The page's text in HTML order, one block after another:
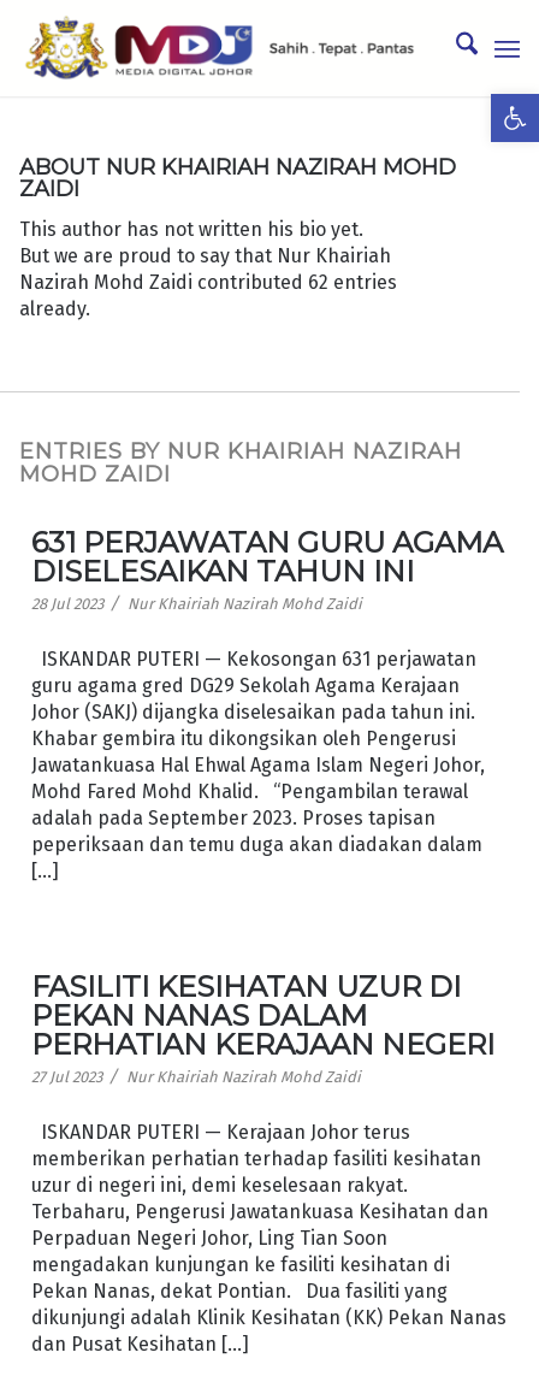
ABOUT NUR KHAIRIAH NAZIRAH MOHD
ZAIDI
This author has not written his bio yet.
But we are proud to say that Nur Khairiah
Nazirah Mohd Zaidi contributed 62 entries
already.
ENTRIES BY NUR KHAIRIAH NAZIRAH
MOHD ZAIDI
631 PERJAWATAN GURU AGAMA
DISELESAIKAN TAHUN INI
28 Jul 2023 / Nur Khairiah Nazirah Mohd Zaidi
ISKANDAR PUTERI — Kekosongan 631 perjawatan
guru agama gred DG29 Sekolah Agama Kerajaan
Johor (SAKJ) dijangka diselesaikan pada tahun ini.
Khabar gembira itu dikongsikan oleh Pengerusi
Jawatankuasa Hal Ehwal Agama Islam Negeri Johor,
Mohd Fared Mohd Khalid. “Pengambilan terawal
adalah pada September 2023. Proses tapisan
peperiksaan dan temu duga akan diadakan dalam
[…]
FASILITI KESIHATAN UZUR DI
PEKAN NANAS DALAM
PERHATIAN KERAJAAN NEGERI
27 Jul 2023 / Nur Khairiah Nazirah Mohd Zaidi
ISKANDAR PUTERI — Kerajaan Johor terus
memberikan perhatian terhadap fasiliti kesihatan
uzur di negeri ini, demi keselesaan rakyat.
Terbaharu, Pengerusi Jawatankuasa Kesihatan dan
Perpaduan Negeri Johor, Ling Tian Soon
mengadakan kunjungan ke fasiliti kesihatan di
Pekan Nanas, dekat Pontian. Dua fasiliti yang
dikunjungi adalah Klinik Kesihatan (KK) Pekan Nanas
dan Pusat Kesihatan […]